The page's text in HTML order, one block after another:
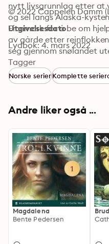
nytt livsgrunnlag etter at
og sel langs Alaska-
Finnmark for å be om
av gårde etter
seg gjennom snølandet
den lyshårete og
øynene og det varme
natt i lavvoen slik at hun
© 2022 Cappelen Damm
Utgivelsesdato
Lydbok: 4. mars 2022
Tagger
Norske serierKomplette
Andre liker også ...
Magdalena
Bente Pedersen